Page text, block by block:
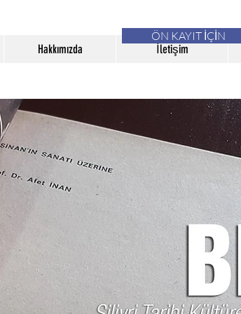
ÖN KAYIT İÇİN
Hakkımızda İletişim